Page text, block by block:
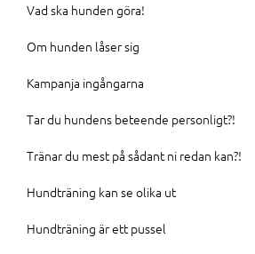
Vad ska hunden göra!
Om hunden låser sig
Kampanja ingångarna
Tar du hundens beteende personligt?!
Tränar du mest på sådant ni redan kan?!
Hundträning kan se olika ut
Hundträning är ett pussel